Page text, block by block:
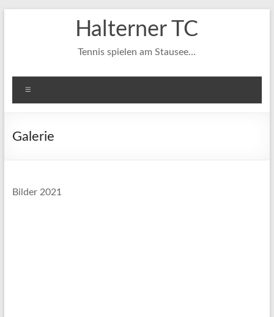
Halterner TC
Tennis spielen am Stausee…
Galerie
Bilder 2021